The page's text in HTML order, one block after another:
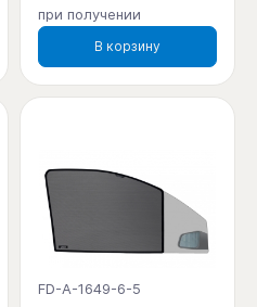
при получении
В корзину
FD-A-1649-6-5